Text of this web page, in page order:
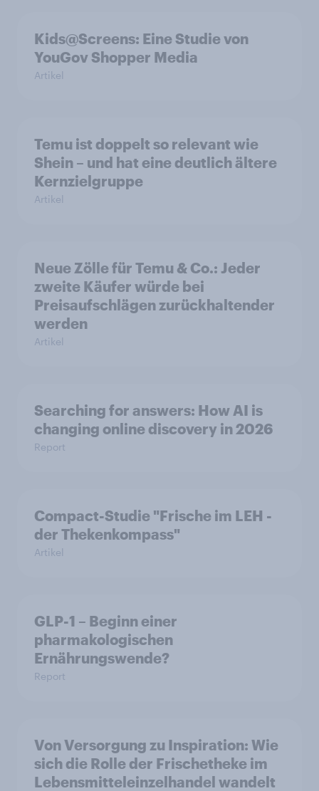
Kids@Screens: Eine Studie von
YouGov Shopper Media
Artikel
Temu ist doppelt so relevant wie
Shein – und hat eine deutlich ältere
Kernzielgruppe
Artikel
Neue Zölle für Temu & Co.: Jeder
zweite Käufer würde bei
Preisaufschlägen zurückhaltender
werden
Artikel
Searching for answers: How AI is
changing online discovery in 2026
Report
Compact-Studie "Frische im LEH -
der Thekenkompass"
Artikel
GLP-1 – Beginn einer
pharmakologischen
Ernährungswende?
Report
Von Versorgung zu Inspiration: Wie
sich die Rolle der Frischetheke im
Lebensmitteleinzelhandel wandelt